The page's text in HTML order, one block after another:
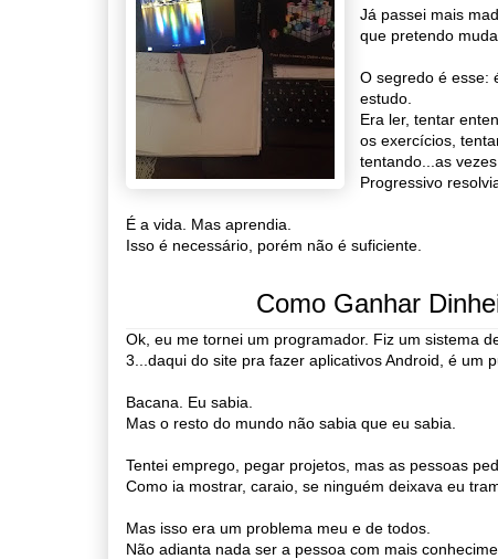
Já passei mais
que pretendo
O segredo é esse:
estudo.
Era ler, tentar
os exercícios,
tentando...as
Progressivo
É a vida. Mas aprendia.
Isso é necessário, porém não é suficiente.
Como Ganhar
Ok, eu me tornei um programador. Fiz um sistema
3...daqui do site pra fazer aplicativos Android, é um
Bacana. Eu sabia.
Mas o resto do mundo não sabia que eu sabia.
Tentei emprego, pegar projetos, mas as pessoas
Como ia mostrar, caraio, se ninguém deixava eu
Mas isso era um problema meu e de todos.
Não adianta nada ser a pessoa com mais